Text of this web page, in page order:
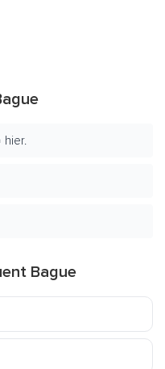
hier.
Bague